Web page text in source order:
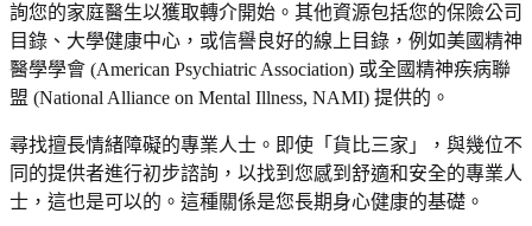
詢您的家庭醫生以獲取轉介開始。其他資源包括您的保險公司
目錄、大學健康中心，或信譽良好的線上目錄，例如美國精神
醫學學會 (American Psychiatric Association) 或全國精神疾病聯
盟 (National Alliance on Mental Illness, NAMI) 提供的。
尋找擅長情緒障礙的專業人士。即使「貨比三家」，與幾位不
同的提供者進行初步諮詢，以找到您感到舒適和安全的專業人
士，這也是可以的。這種關係是您長期身心健康的基礎。